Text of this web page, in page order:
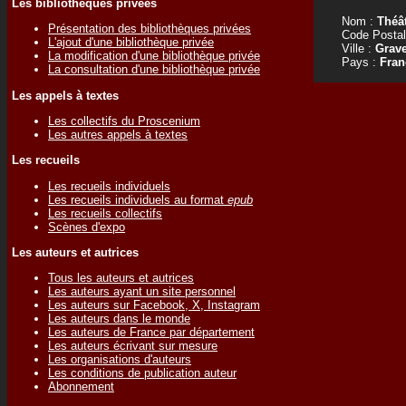
Les bibliothèques privées
Présentation des bibliothèques privées
L'ajout d'une bibliothèque privée
La modification d'une bibliothèque privée
La consultation d'une bibliothèque privée
Les appels à textes
Les collectifs du Proscenium
Les autres appels à textes
Les recueils
Les recueils individuels
Les recueils individuels au format epub
Les recueils collectifs
Scènes d'expo
Les auteurs et autrices
Tous les auteurs et autrices
Les auteurs ayant un site personnel
Les auteurs sur Facebook, X, Instagram
Les auteurs dans le monde
Les auteurs de France par département
Les auteurs écrivant sur mesure
Les organisations d'auteurs
Les conditions de publication auteur
Abonnement
Nom :
Code
Ville :
Pays :